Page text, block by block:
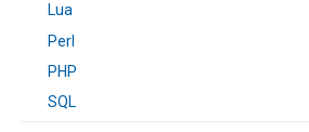
Lua
Perl
PHP
SQL